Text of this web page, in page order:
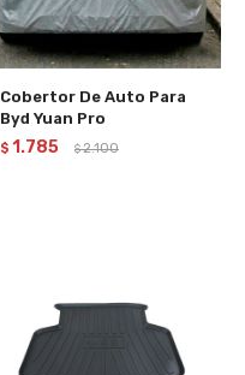
Cobertor De Auto Para
Byd Yuan Pro
$ 1.785 $ 2.100